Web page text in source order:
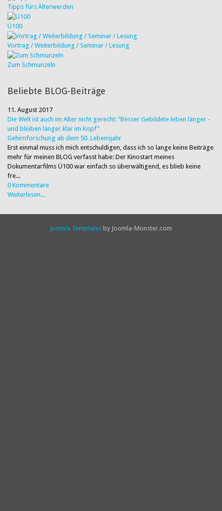
Tipps fürs Älterwerden
Ü100
Vortrag / Weiterbildung / Seminar / Lesung
Zum Schmunzeln
Beliebte BLOG-Beiträge
11. August 2017
Die Welt ist auch im Alter nicht gerecht: "Besser Gebildete leben länger -
und bleiben länger klar im Kopf"
Gehirnforschung ab dem 50. Lebensjahr
Erst einmal muss ich mich entschuldigen, dass ich so lange keine Beiträge
mehr für meinen BLOG verfasst habe: Der Kinostart meines
Dokumentarfilms Ü100 war einfach so überwältigend, es blieb keine
fre...
0 Kommentare
Weiterlesen...
Joomla Templates by Joomla-Monster.com